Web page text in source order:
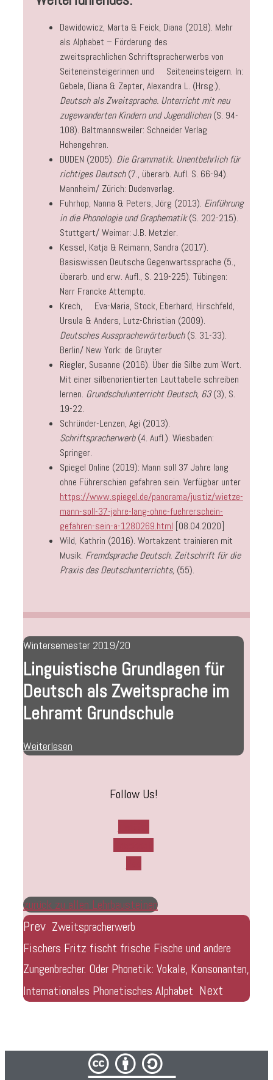
Dawidowicz, Marta & Feick, Diana (2018). Mehr
als Alphabet – Förderung des
zweitsprachlichen Schriftspracherwerbs von
Seiteneinsteigerinnen und Seiteneinsteigern. In:
Gebele, Diana & Zepter, Alexandra L. (Hrsg.),
Deutsch als Zweitsprache. Unterricht mit neu
zugewanderten Kindern und Jugendlichen(S. 94-
108). Baltmannsweiler: Schneider Verlag
Hohengehren.
DUDEN (2005). Die Grammatik. Unentbehrlich für
richtiges Deutsch(7., überarb. Aufl. S. 66-94).
Mannheim/ Zürich: Dudenverlag.
Fuhrhop, Nanna & Peters, Jörg (2013). Einführung
in die Phonologie und Graphematik(S. 202-215).
Stuttgart/ Weimar: J.B. Metzler.
Kessel, Katja & Reimann, Sandra (2017).
Basiswissen Deutsche Gegenwartssprache (5.,
überarb. und erw. Aufl., S. 219-225). Tübingen:
Narr Francke Attempto.
Krech, Eva-Maria, Stock, Eberhard, Hirschfeld,
Ursula & Anders, Lutz-Christian (2009).
Deutsches Aussprachewörterbuch(S. 31-33).
Berlin/ New York: de Gruyter
Riegler, Susanne (2016). Über die Silbe zum Wort.
Mit einer silbenorientierten Lauttabelle schreiben
lernen. Grundschulunterricht Deutsch, 63(3), S.
19-22.
Schründer-Lenzen, Agi (2013).
Schriftspracherwerb(4. Aufl.). Wiesbaden:
Springer.
Spiegel Online (2019): Mann soll 37 Jahre lang
ohne Führerschien gefahren sein. Verfügbar unter
https://www.spiegel.de/panorama/justiz/wietze-
mann-soll-37-jahre-lang-ohne-fuehrerschein-
gefahren-sein-a-1280269.html [08.04.2020]
Wild, Kathrin (2016). Wortakzent trainieren mit
Musik. Fremdsprache Deutsch. Zeitschrift für die
Praxis des Deutschunterrichts, (55).
Wintersemester 2019/20
Linguistische Grundlagen für
Deutsch als Zweitsprache im
Lehramt Grundschule
Weiterlesen
Follow Us!
zurück zu allen Lehrbausteinen
Prev Zweitspracherwerb
Fischers Fritz fischt frische Fische und andere
Zungenbrecher. Oder Phonetik: Vokale, Konsonanten,
Internationales Phonetisches Alphabet Next
cba/